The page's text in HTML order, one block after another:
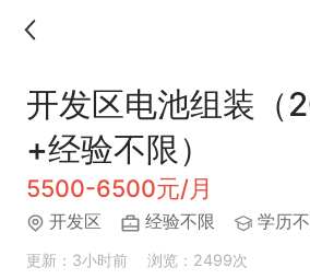
开发区电池组装（
+经验不限）
5500-6500元/月
开发区 经验不限 学历
更新：3小时前 浏览：2499次